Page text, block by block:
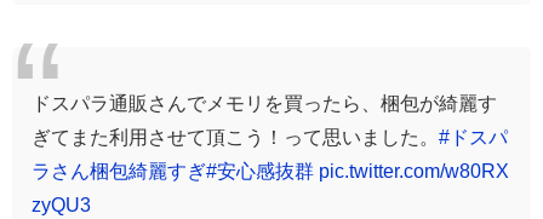
ドスパラ通販さんでメモリを買ったら、梱包が綺麗す
ぎてまた利用させて頂こう！って思いました。 #ドスパ
ラさん梱包綺麗すぎ#安心感抜群 pic.twitter.com/w80RX
zyQU3